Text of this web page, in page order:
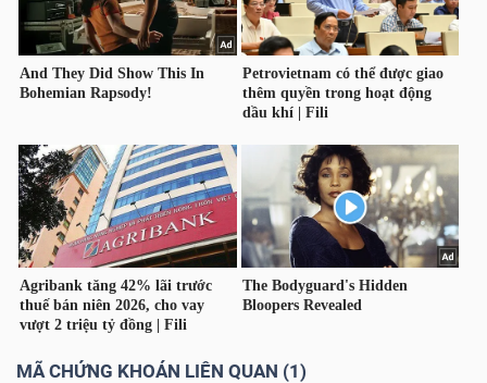
MÃ CHỨNG KHOÁN LIÊN QUAN (1)
LIỆU
Ngành
VS-
SECTOR
LƯỢNG